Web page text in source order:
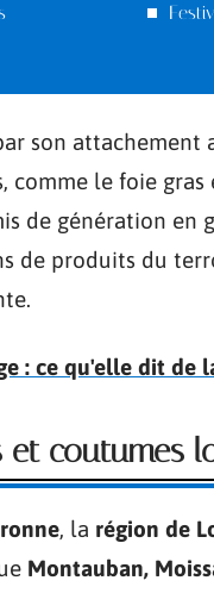
son attachement
comme le foie gras
de génération en
de produits du
: ce qu'elle dit de
coutumes
, la région de
Montauban,